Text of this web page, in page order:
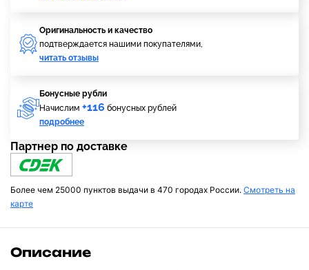
Оригинальность и качество
подтверждается нашими покупателями,
читать отзывы
Бонусные рубли
Начислим +116 бонусных рублей
подробнее
Партнер по доставке
Более чем 25000 пунктов выдачи в 470 городах России. Смотреть на
карте
Описание